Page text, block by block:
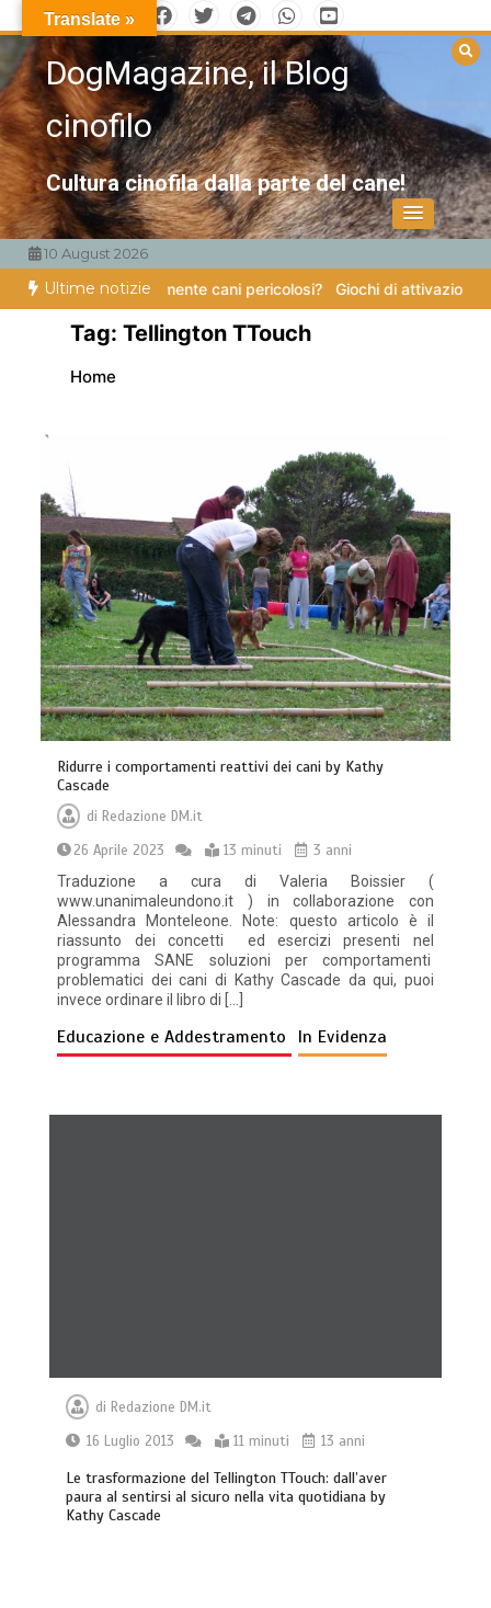
al
contenutoDogMagazine, il Blog
cinofilo
Cultura cinofila dalla parte del cane!
10 August 2026
Ultime notizie
veramente cani pericolosi? Giochi di attivazione mentale – il
Tag: Tellington TTouch
Home
Ridurre i comportamenti reattivi dei cani by Kathy
Cascade
diRedazione DM.it
26 Aprile 2023
13 minuti
3 anni
Traduzione a cura di Valeria Boissier (
www.unanimaleundono.it ) in collaborazione con
Alessandra Monteleone. Note: questo articolo è il
riassunto dei concetti ed esercizi presenti nel
programma SANE soluzioni per comportamenti
problematici dei cani di Kathy Cascade da qui, puoi
invece ordinare il libro di […]
Educazione e Addestramento In Evidenza
diRedazione DM.it
16 Luglio 2013
11 minuti 13 anni
Le trasformazione del Tellington TTouch: dall’aver
paura al sentirsi al sicuro nella vita quotidiana by
Kathy Cascade
Translate »